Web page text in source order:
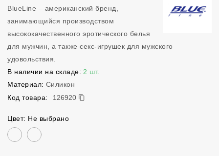
BlueLine – американский бренд,
занимающийся производством
высококачественного эротического белья
для мужчин, а также секс-игрушек для мужского
удовольствия.
В наличии на складе: 2 шт.
Материал: Силикон
Код товара:
126920
126920
Цвет: Не выбрано
Цвет